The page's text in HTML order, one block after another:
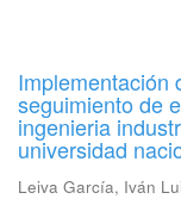
Implementación
seguimiento de
ingenieria
universidad
Leiva García, Iván